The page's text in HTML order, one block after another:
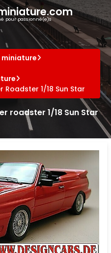
pour passionné(e)s
miniature
1/18 Sun Star
roadster 1/18 Sun Star